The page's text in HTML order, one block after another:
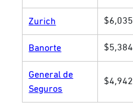
Zurich
Banorte
General de
Seguros